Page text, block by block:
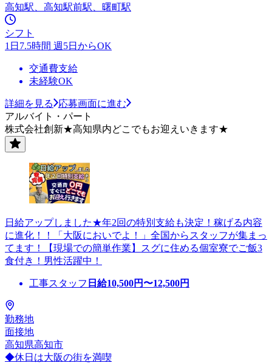
高知駅、高知駅前駅、曙町駅
シフト
1日7.5時間 週5日からOK
交通費支給
未経験OK
詳細を見る
応募画面に進む
アルバイト・パート
株式会社創新★高知県内どこでもお迎えいきます★
日給アップしました★年2回の特別支給も決定！稼げる内容
に進化！！「大阪においでよ！」全国からスタッフが集まっ
てます！【現場での簡単作業】スグに住める個室寮でご飯3
食付き！男性活躍中！
工事スタッフ 日給10,500円〜12,500円
勤務地
面接地
高知県高知市
◆休日は大阪の街を満喫